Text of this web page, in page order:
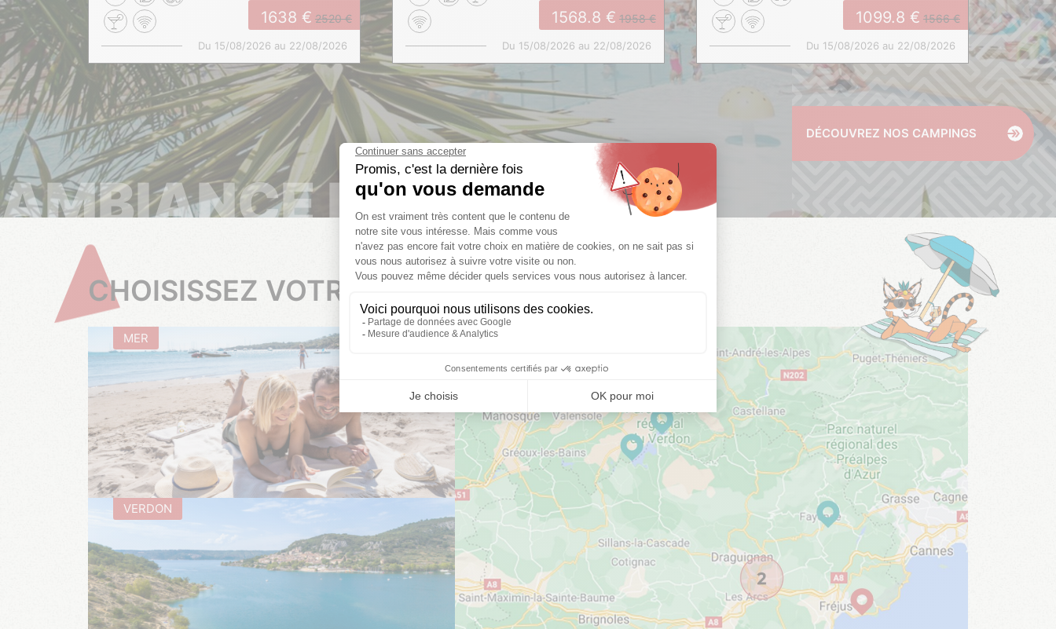
1638 2520
Du 15/08/2026 au 22/08/2026
1568.8 1958
Du 15/08/2026 au 22/08/2026
1099.8 1566
Du 15/08/2026 au 22/08/2026
DÉCOUVREZ NOS CAMPINGS
AMBIANCE EXOTIQUE
CHOISISSEZ VOTRE DESTINATION
MER
VERDON